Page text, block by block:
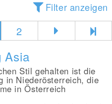
Filter anzeigen
2
Asia
Stil gehalten ist die
in Niederösterreich, die
in Österreich